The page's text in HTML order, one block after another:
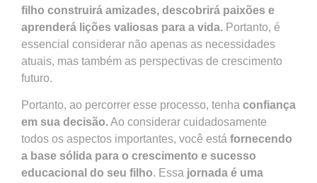
filho construirá amizades, descobrirá paixões e
aprenderá lições valiosas para a vida. Portanto, é
essencial considerar não apenas as necessidades
atuais, mas também as perspectivas de crescimento
futuro.
Portanto, ao percorrer esse processo, tenha confiança
em sua decisão.Ao considerar cuidadosamente
todos os aspectos importantes, você está fornecendo
a base sólida para o crescimento e sucesso
educacional do seu filho. Essa jornada é uma